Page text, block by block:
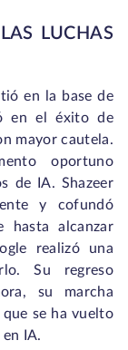
LUCHAS
en la base de
en el éxito de
mayor cautela.
oportuno
de IA. Shazeer
y cofundó
hasta alcanzar
realizó una
Su regreso
su marcha
se ha vuelto
IA.